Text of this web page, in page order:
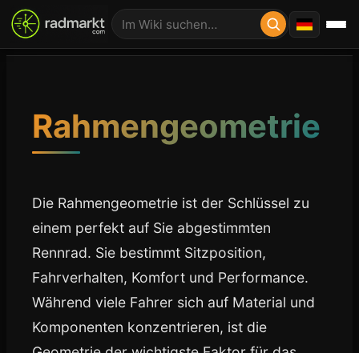
Rahmengeometrie
Die Rahmengeometrie ist der Schlüssel zu
einem perfekt auf Sie abgestimmten
Rennrad. Sie bestimmt Sitzposition,
Fahrverhalten, Komfort und Performance.
Während viele Fahrer sich auf Material und
Komponenten konzentrieren, ist die